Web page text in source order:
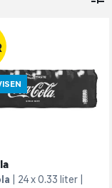
24 x 0.33 liter